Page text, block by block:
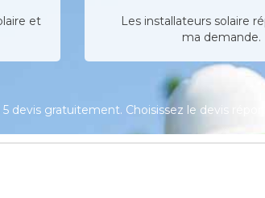
et
Les installateurs solaire
ma demande.
devis gratuitement. Choisissez le devis